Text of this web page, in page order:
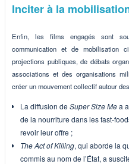
Inciter à la
Enfin, les films engagés sont
communication et de
projections publiques, de débats
associations et des organisations
créer un mouvement collectif autour
La diffusion de Super Size Mea
de la nourriture dans les fast-
revoir leur offre ;
The Act of Killing, qui aborde la
commis au nom de l’État, a